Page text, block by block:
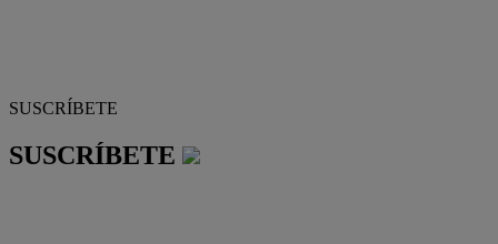
SUSCRÍBETE
SUSCRÍBETE